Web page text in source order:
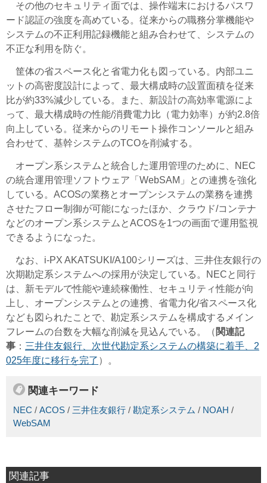
その他のセキュリティ面では、操作端末におけるパスワ
ード認証の強度を高めている。従来からの職務分掌機能や
システムの不正利用記録機能と組み合わせて、システムの
不正な利用を防ぐ。
筐体の省スペース化と省電力化も図っている。内部ユニ
ットの高密度設計によって、最大構成時の設置面積を従来
比が約33%減少している。また、新設計の高効率電源によ
って、最大構成時の性能/消費電力比（電力効率）が約2.8倍
向上している。従来からのリモート操作コンソールと組み
合わせて、基幹システムのTCOを削減する。
オープン系システムと統合した運用管理のために、NEC
の統合運用管理ソフトウェア「WebSAM」との連携を強化
している。ACOSの業務とオープンシステムの業務を連携
させたフロー制御が可能になったほか、クラウド/コンテナ
などのオープン系システムとACOSを1つの画面で運用監視
できるようになった。
なお、i-PX AKATSUKI/A100シリーズは、三井住友銀行の
次期勘定系システムへの採用が決定している。NECと同行
は、新モデルで性能や連続稼働性、セキュリティ性能が向
上し、オープンシステムとの連携、省電力化/省スペース化
なども図られたことで、勘定系システムを構成するメイン
フレームの台数を大幅な削減を見込んでいる。
（ 関連記
事 ： 三井住友銀行、次世代勘定系システムの構築に着手、2
025年度に移行を完了 ）。
関連キーワード
NEC / ACOS / 三井住友銀行 / 勘定系システム / NOAH /
WebSAM
関連記事